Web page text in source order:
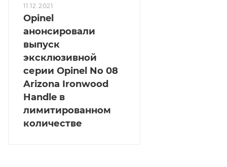
11.12.2021
Opinel
анонсировали
выпуск
эксклюзивной
серии Opinel No 08
Arizona Ironwood
Handle в
лимитированном
количестве